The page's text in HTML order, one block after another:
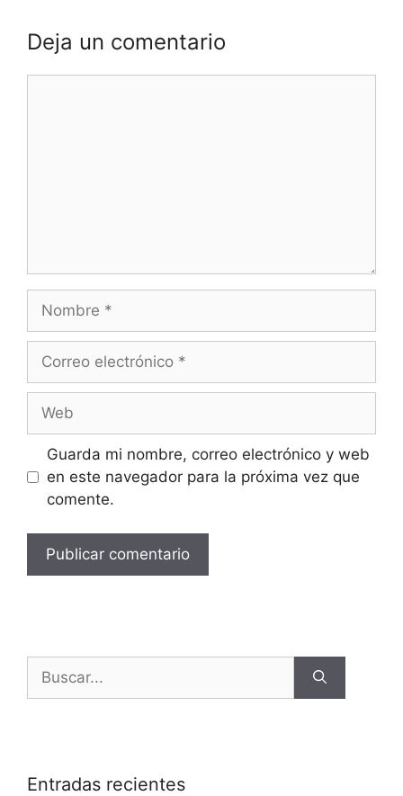
Deja un comentario
Guarda mi nombre, correo electrónico y web
en este navegador para la próxima vez que
comente.
Entradas recientes